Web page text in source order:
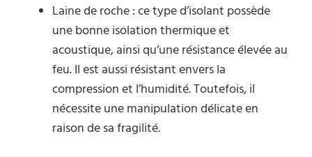
Laine de roche : ce type d’isolant possède
une bonne isolation thermique et
acoustique, ainsi qu’une résistance élevée au
feu. Il est aussi résistant envers la
compression et l’humidité. Toutefois, il
nécessite une manipulation délicate en
raison de sa fragilité.